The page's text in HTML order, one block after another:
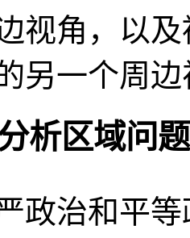
视角，以
另一个周
析区域问题
政治和平